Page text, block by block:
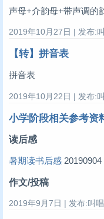
声母+介韵母+带声调的
2019年10月27日 | 发布:
【转】拼音表
拼音表
2019年10月22日 | 发布:
小学阶段相关参考资
读后感
暑期读书后感 20190904
作文/投稿
2019年9月7日 | 发布:叫